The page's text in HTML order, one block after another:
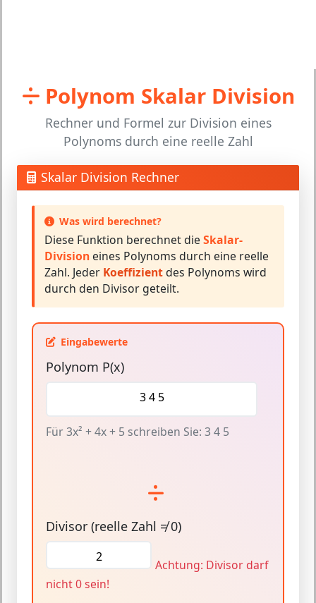
Polynom Skalar Division
Rechner und Formel zur Division eines
Polynoms durch eine reelle Zahl
Skalar Division Rechner
Was wird berechnet?
Diese Funktion berechnet die Skalar-
Divisioneines Polynoms durch eine reelle
Zahl. Jeder Koeffizientdes Polynoms wird
durch den Divisor geteilt.
Eingabewerte
Polynom P(x)
Für 3x² + 4x + 5 schreiben Sie: 3 4 5
Divisor (reelle Zahl ≠ 0)
Achtung: Divisor darf
nicht 0 sein!